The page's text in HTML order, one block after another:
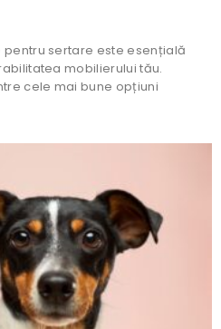
sertare este esențială
mobilierului tău.
cele mai bune opțiuni